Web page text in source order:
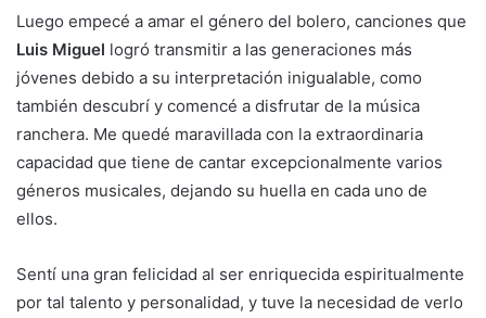
Luego empecé a amar el género del bolero, canciones que
Luis Miguel logró transmitir a las generaciones más
jóvenes debido a su interpretación inigualable, como
también descubrí y comencé a disfrutar de la música
ranchera. Me quedé maravillada con la extraordinaria
capacidad que tiene de cantar excepcionalmente varios
géneros musicales, dejando su huella en cada uno de
ellos.
Sentí una gran felicidad al ser enriquecida espiritualmente
por tal talento y personalidad, y tuve la necesidad de verlo